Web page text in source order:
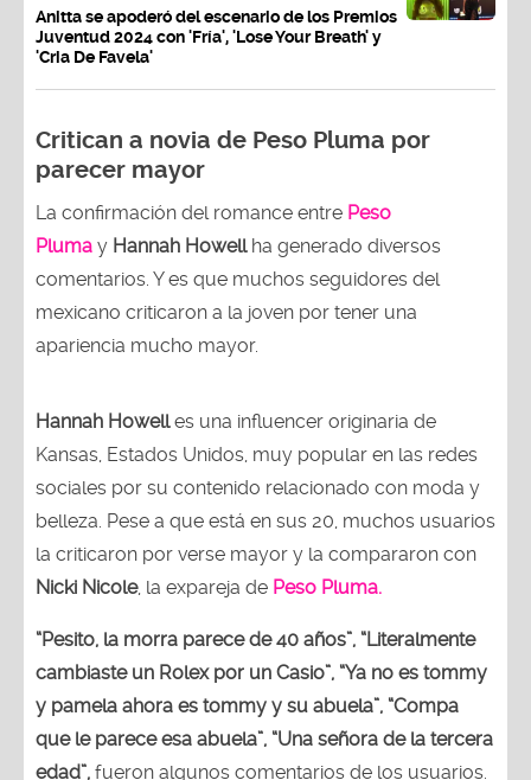
Anitta se apoderó del escenario de los Premios
Juventud 2024 con 'Fría', 'Lose Your Breath' y
'Cria De Favela'
Critican a novia de Peso Pluma por
parecer mayor
La confirmación del romance entre Peso
Pluma y Hannah Howellha generado diversos
comentarios. Y es que muchos seguidores del
mexicano criticaron a la joven por tener una
apariencia mucho mayor.
Hannah Howelles una influencer originaria de
Kansas, Estados Unidos, muy popular en las redes
sociales por su contenido relacionado con moda y
belleza. Pese a que está en sus 20, muchos usuarios
la criticaron por verse mayor y la compararon con
Nicki Nicole, la expareja de Peso Pluma.
“Pesito, la morra parece de 40 años”, “Literalmente
cambiaste un Rolex por un Casio”, “Ya no es tommy
y pamela ahora es tommy y su abuela”, “Compa
que le parece esa abuela”, “Una señora de la tercera
edad”, fueron algunos comentarios de los usuarios.